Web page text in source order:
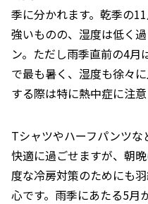
季に分かれます。乾季の
強いものの、湿度は低く
ン。ただし雨季直前の4月
で最も暑く、湿度も徐々
する際は特に熱中症に注意
Tシャツやハーフパンツ
快適に過ごせますが、朝
度な冷房対策のためにも
心です。雨季にあたる5月